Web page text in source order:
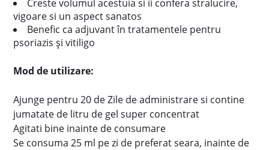
Creste volumul acestuia si ii confera stralucire,
vigoare si un aspect sanatos
Benefic ca adjuvant în tratamentele pentru
psoriazis și vitiligo
Mod de utilizare:
Ajunge pentru 20 de Zile de administrare si contine
jumatate de litru de gel super concentrat
Agitati bine inainte de consumare
Se consuma 25 ml pe zi de preferat seara, inainte de